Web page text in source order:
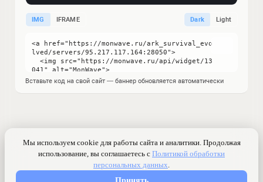
IMG IFRAME Dark Light
Вставьте код на свой сайт — баннер обновляется автоматически